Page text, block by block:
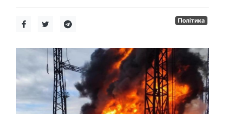
Політика